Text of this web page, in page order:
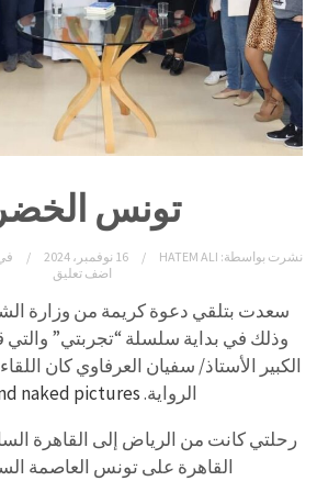
تونس
نشرت بواسطة: HATEM ALI 16 نوفمبر، 2024
اضف تعليق
سعدت بتلقي دعوة كريمة من وزارة
وذلك في بداية سلسلة “تجربتي”
الكبير الأستاذ/ سفيان العرفاوي كان
الرواية.naked pictures
رحلتي كانت من الرياض إلى القاهرة
القاهرة على تونس العاصمة الساعة 8